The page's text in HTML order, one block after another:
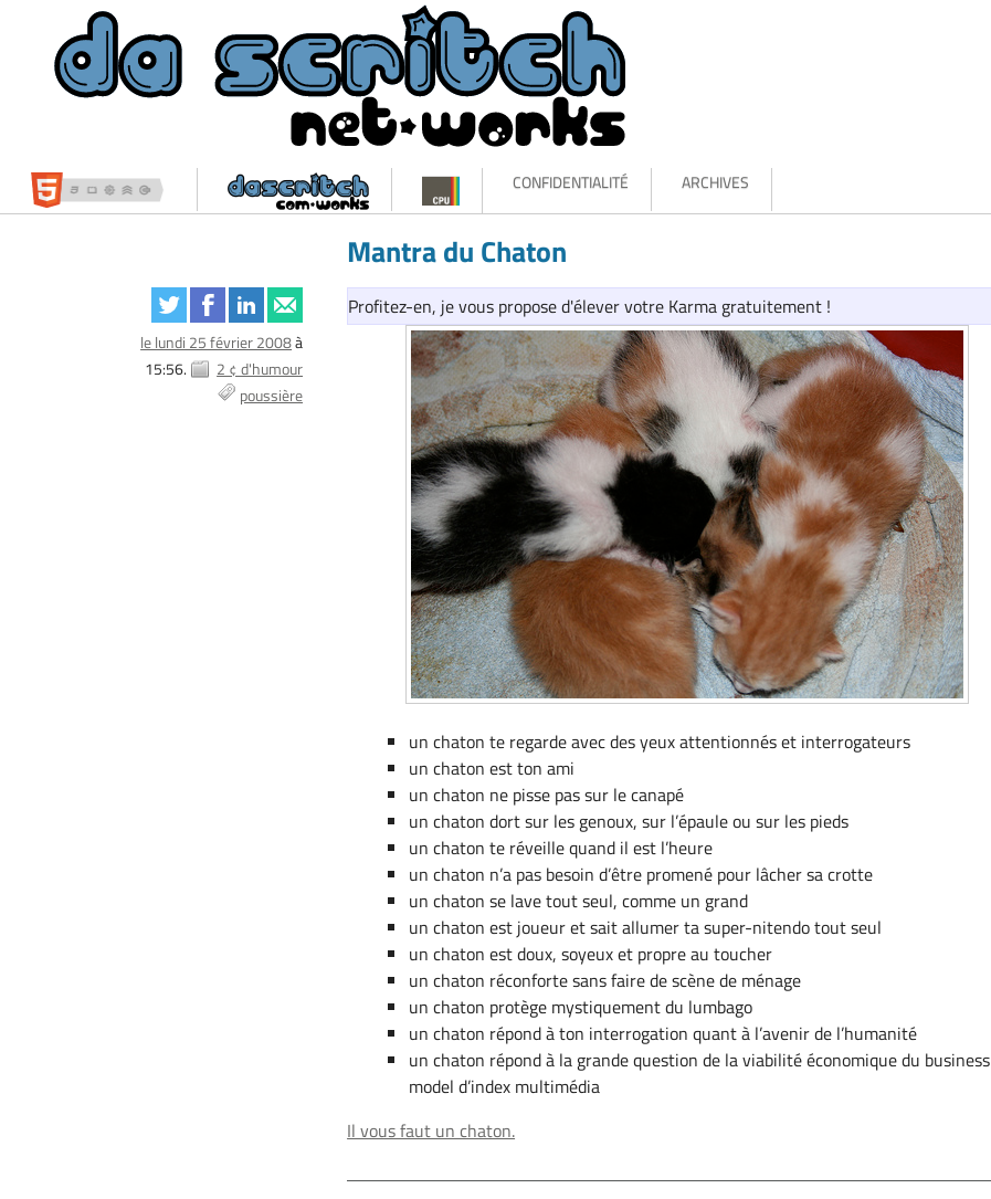
CONFIDENTIALITÉ ARCHIVES
Mantra du Chaton
le lundi 25 février 2008à
15:56.
2 ¢ d'humour
poussière
Profitez-en, je vous propose d'élever votre Karma gratuitement !
un chaton te regarde avec des yeux attentionnés et interrogateurs
un chaton est ton ami
un chaton ne pisse pas sur le canapé
un chaton dort sur les genoux, sur l’épaule ou sur les pieds
un chaton te réveille quand il est l’heure
un chaton n’a pas besoin d’être promené pour lâcher sa crotte
un chaton se lave tout seul, comme un grand
un chaton est joueur et sait allumer ta super-nitendo tout seul
un chaton est doux, soyeux et propre au toucher
un chaton réconforte sans faire de scène de ménage
un chaton protège mystiquement du lumbago
un chaton répond à ton interrogation quant à l’avenir de l’humanité
un chaton répond à la grande question de la viabilité économique du business
model d’index multimédia
Il vous faut un chaton.